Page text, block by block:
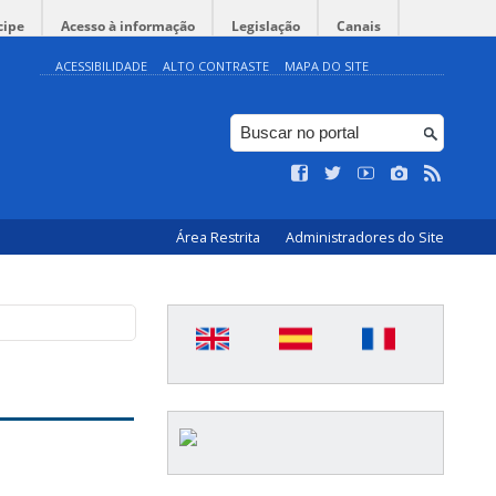
Acesso à informação Legislação Canais
ACESSIBILIDADE ALTO CONTRASTE MAPA DO SITE
Área Restrita Administradores do Site